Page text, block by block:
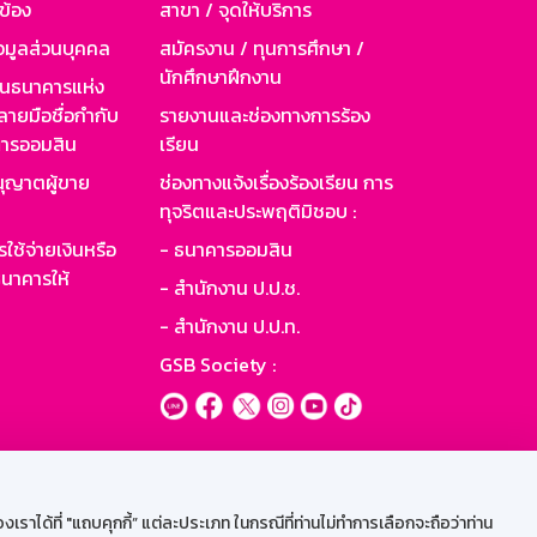
ได้ที่ "แถบคุกกี้” แต่ละประเภท ในกรณีที่ท่านไม่ทำการเลือกจะถือว่าท่าน
อง
มูลส่วนบุคคล
นาคารแห่ง
ายมือชื่อกำกับ
รออมสิน
ญาตผู้ขาย
ช้จ่ายเงินหรือ
คารให้
สาขา / จุดให้บริการ
สมัครงาน / ทุนการศึกษา /
นักศึกษาฝึกงาน
รายงานและช่องทางการร้อง
เรียน
ช่องทางแจ้งเรื่องร้องเรียน การ
ทุจริตและประพฤติมิชอบ :
- ธนาคารออมสิน
- สำนักงาน ป.ป.ช.
- สำนักงาน ป.ป.ท.
GSB Society :